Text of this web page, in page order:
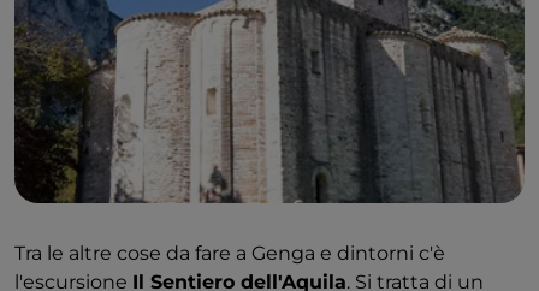
che in inglese). Avrete la possibilità di conoscere la
scoperta delle grotte nel 1971 e la geologia delle
formazioni.
Mettendo piede nella prima sala (conosciuta come
Sala Ancona) potrete guardarvi intorno cercando di
cogliere la vastità e la bellezza naturale. Stalagmiti e
stalattiti, conenormi formazioni che creano un
da contenere il Duomo di Milano!
Tra le altre cose da fare a Genga e dintorni c'è
l'escursione Il Sentiero dell'Aquila. Si tratta di un